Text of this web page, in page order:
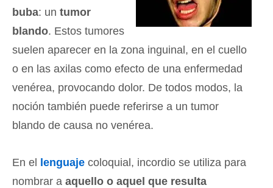
buba: un tumor
blando. Estos tumores
suelen aparecer en la zona inguinal, en el cuello
o en las axilas como efecto de una enfermedad
venérea, provocando dolor. De todos modos, la
noción también puede referirse a un tumor
blando de causa no venérea.
En el lenguaje coloquial, incordio se utiliza para
nombrar a aquello o aquel que resulta